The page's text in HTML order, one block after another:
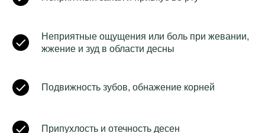
Неприятные ощущения или боль при жевании,
жжение и зуд в области десны
Подвижность зубов, обнажение корней
Припухлость и отечность десен